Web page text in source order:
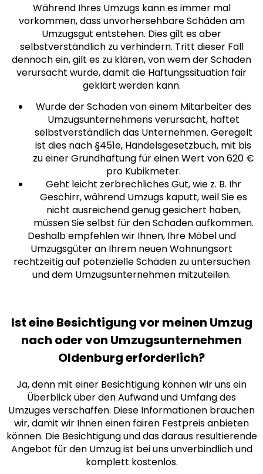
Während Ihres Umzugs kann es immer mal
vorkommen, dass unvorhersehbare Schäden am
Umzugsgut entstehen. Dies gilt es aber
selbstverständlich zu verhindern. Tritt dieser Fall
dennoch ein, gilt es zu klären, von wem der Schaden
verursacht wurde, damit die Haftungssituation fair
geklärt werden kann.
Wurde der Schaden von einem Mitarbeiter des
Umzugsunternehmens verursacht, haftet
selbstverständlich das Unternehmen. Geregelt
ist dies nach §451e, Handelsgesetzbuch, mit bis
zu einer Grundhaftung für einen Wert von 620 €
pro Kubikmeter.
Geht leicht zerbrechliches Gut, wie z. B. Ihr
Geschirr, während Umzugs kaputt, weil Sie es
nicht ausreichend genug gesichert haben,
müssen Sie selbst für den Schaden aufkommen.
Deshalb empfehlen wir Ihnen, Ihre Möbel und
Umzugsgüter an Ihrem neuen Wohnungsort
rechtzeitig auf potenzielle Schäden zu untersuchen
und dem Umzugsunternehmen mitzuteilen.
Ist eine Besichtigung vor meinen Umzug
nach oder von Umzugsunternehmen
Oldenburg erforderlich?
Ja, denn mit einer Besichtigung können wir uns ein
Überblick über den Aufwand und Umfang des
Umzuges verschaffen. Diese Informationen brauchen
wir, damit wir Ihnen einen fairen Festpreis anbieten
können. Die Besichtigung und das daraus resultierende
Angebot für den Umzug ist bei uns unverbindlich und
komplett kostenlos.